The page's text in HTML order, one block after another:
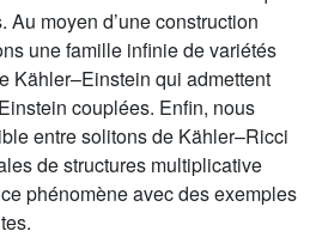
Au moyen d’une construction
une famille infinie de variétés
Kähler–Einstein qui admettent
couplées. Enfin, nous
entre solitons de Kähler–Ricci
de structures multiplicative
phénomène avec des exemples